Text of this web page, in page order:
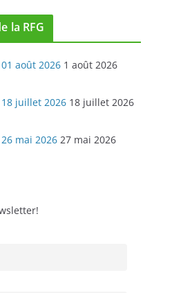
la RFG
août 2026 1 août 2026
juillet 2026 18 juillet 2026
mai 2026 27 mai 2026